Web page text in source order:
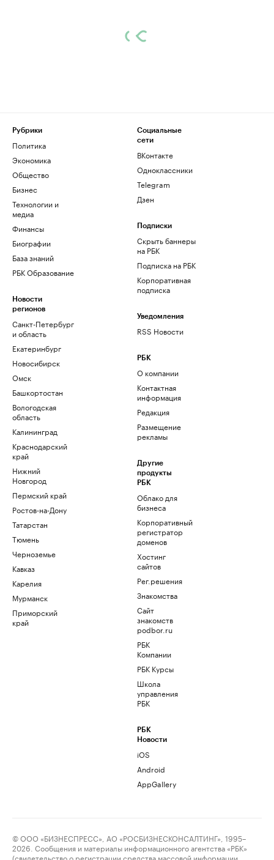
Рубрики
Политика
Экономика
Общество
Бизнес
Технологии и
медиа
Финансы
Биографии
База знаний
РБК Образование
Новости
регионов
Санкт-Петербург
и область
Екатеринбург
Новосибирск
Омск
Башкортостан
Вологодская
область
Калининград
Краснодарский
край
Нижний
Новгород
Пермский край
Ростов-на-Дону
Татарстан
Тюмень
Черноземье
Кавказ
Карелия
Мурманск
Приморский
край
Социальные
сети
ВКонтакте
Одноклассники
Telegram
Дзен
Подписки
Скрыть баннеры
на РБК
Подписка на РБК
Корпоративная
подписка
Уведомления
RSS Новости
РБК
О компании
Контактная
информация
Редакция
Размещение
рекламы
Другие
продукты
РБК
Облако для
бизнеса
Корпоративный
регистратор
доменов
Хостинг
сайтов
Рег.решения
Знакомства
Сайт
знакомств
podbor.ru
РБК
Компании
РБК Курсы
Школа
управления
РБК
РБК
Новости
iOS
Android
AppGallery
© ООО «БИЗНЕСПРЕСС», АО «РОСБИЗНЕСКОНСАЛТИНГ», 1995–
2026. Сообщения и материалы информационного агентства «РБК»
(свидетельство о регистрации средства массовой информации